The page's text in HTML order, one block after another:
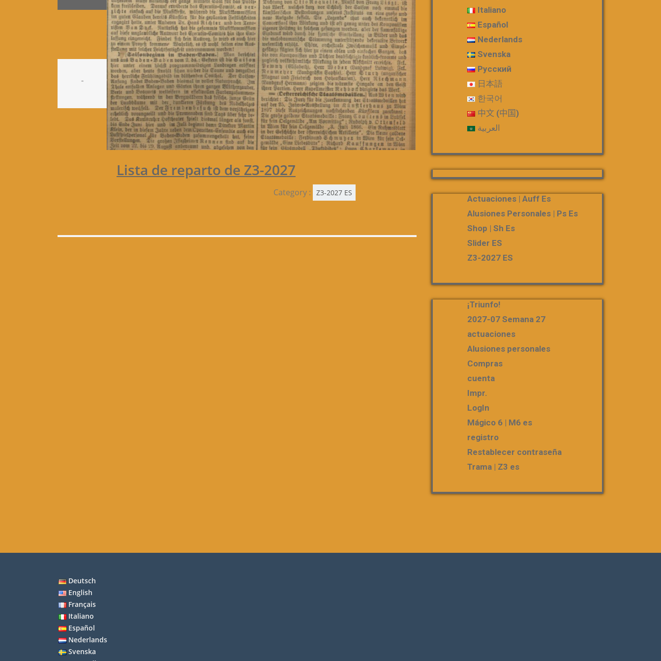
-
Lista de reparto de Z3-2027
Category : Z3-2027 ES
Italiano
Español
Nederlands
Svenska
Русский
日本語
한국어
中文 (中国)
العربية
Actuaciones | Auff Es
Alusiones Personales | Ps Es
Shop | Sh Es
Slider ES
Z3-2027 ES
¡Triunfo!
2027-07 Semana 27
actuaciones
Alusiones personales
Compras
cuenta
Impr.
LogIn
Mágico 6 | M6 es
registro
Restablecer contraseña
Trama | Z3 es
Deutsch
English
Français
Italiano
Español
Nederlands
Svenska